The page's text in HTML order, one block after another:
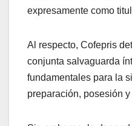
expresamente como
Al respecto, Cofepris
conjunta salvaguarda
fundamentales para la
preparación, posesión